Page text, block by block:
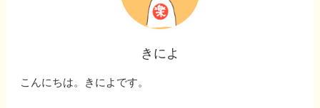
きによ
こんにちは。きによです。